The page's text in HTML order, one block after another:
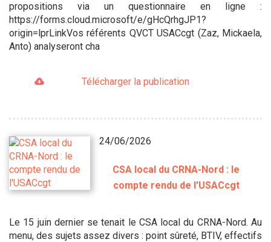
propositions via un questionnaire en ligne :
https://forms.cloud.microsoft/e/gHcQrhgJP1?
origin=lprLinkVos référents QVCT USACcgt (Zaz, Mickaela,
Anto) analyseront cha
Télécharger la publication
24/06/2026
CSA local du CRNA-Nord : le
compte rendu de l'USACcgt
Le 15 juin dernier se tenait le CSA local du CRNA-Nord. Au
menu, des sujets assez divers : point sûreté, BTIV, effectifs